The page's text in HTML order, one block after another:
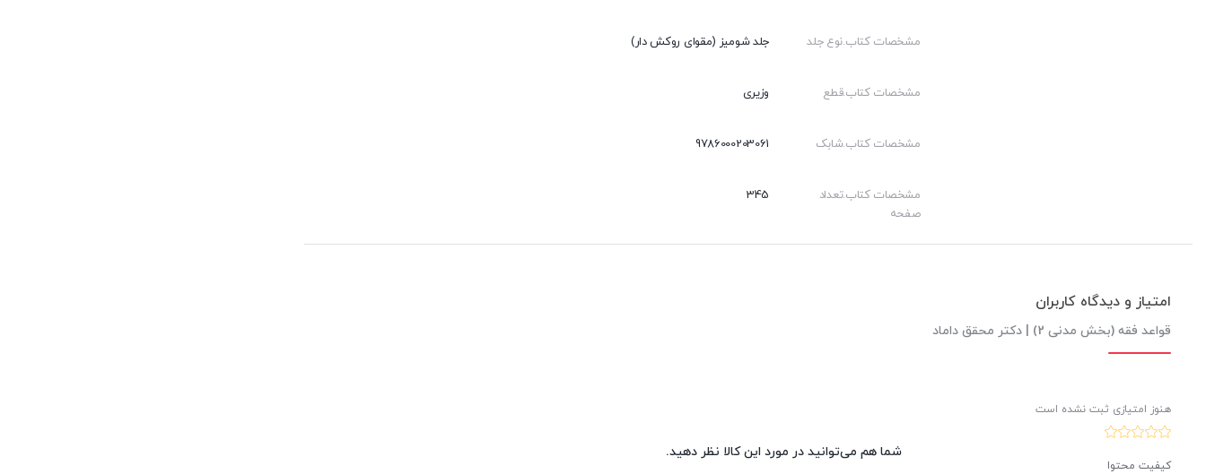
مشخصات کتاب.نوع جلد جلد شومیز (مقوای روکش دار)
مشخصات کتاب.قطع وزیری
مشخصات کتاب.شابک 9786000203061
مشخصات کتاب.تعداد
صفحه
345
امتیاز و دیدگاه کاربران
قواعد فقه (بخش مدنی 2) | دکتر محقق داماد
هنوز امتیازی ثبت نشده است
کیفیت محتوا
شما هم می‌توانید در مورد این کالا نظر دهید.